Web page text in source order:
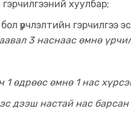
гэрчилгээний хуулбар;
үрчлэлтийн гэрчилгээ
3 наснаас өмнө
1 өдрөөс өмнө 1 нас
дээш настай нас